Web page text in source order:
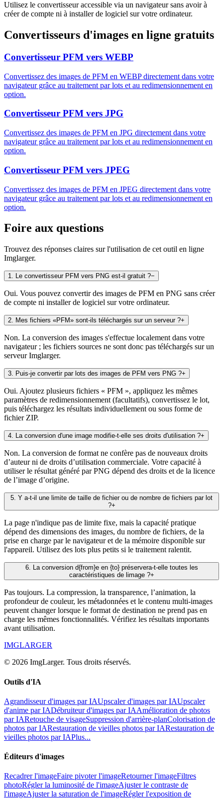
Utilisez le convertisseur accessible via un navigateur sans avoir à
créer de compte ni à installer de logiciel sur votre ordinateur.
Convertisseurs d'images en ligne gratuits
Convertisseur PFM vers WEBP
Convertissez des images de PFM en WEBP directement dans votre
navigateur grâce au traitement par lots et au redimensionnement en
option.
Convertisseur PFM vers JPG
Convertissez des images de PFM en JPG directement dans votre
navigateur grâce au traitement par lots et au redimensionnement en
option.
Convertisseur PFM vers JPEG
Convertissez des images de PFM en JPEG directement dans votre
navigateur grâce au traitement par lots et au redimensionnement en
option.
Foire aux questions
Trouvez des réponses claires sur l'utilisation de cet outil en ligne
Imglarger.
1. Le convertisseur PFM vers PNG est-il gratuit ?−
Oui. Vous pouvez convertir des images de PFM en PNG sans créer
de compte ni installer de logiciel sur votre ordinateur.
2. Mes fichiers «PFM» sont-ils téléchargés sur un serveur ?+
Non. La conversion des images s'effectue localement dans votre
navigateur ; les fichiers sources ne sont donc pas téléchargés sur un
serveur Imglarger.
3. Puis-je convertir par lots des images de PFM vers PNG ?+
Oui. Ajoutez plusieurs fichiers « PFM », appliquez les mêmes
paramètres de redimensionnement (facultatifs), convertissez le lot,
puis téléchargez les résultats individuellement ou sous forme de
fichier ZIP.
4. La conversion d'une image modifie-t-elle ses droits d'utilisation ?+
Non. La conversion de format ne confère pas de nouveaux droits
d’auteur ni de droits d’utilisation commerciale. Votre capacité à
utiliser le résultat généré par PNG dépend des droits et de la licence
de l’image d’origine.
5. Y a-t-il une limite de taille de fichier ou de nombre de fichiers par lot
?+
La page n'indique pas de limite fixe, mais la capacité pratique
dépend des dimensions des images, du nombre de fichiers, de la
prise en charge par le navigateur et de la mémoire disponible sur
l'appareil. Utilisez des lots plus petits si le traitement ralentit.
6. La conversion d{from}e en {to} préservera-t-elle toutes les
caractéristiques de limage ?+
Pas toujours. La compression, la transparence, l’animation, la
profondeur de couleur, les métadonnées et le contenu multi-images
peuvent changer lorsque le format de destination ne prend pas en
charge les mêmes fonctionnalités. Vérifiez les résultats importants
avant utilisation.
IMGLARGER
© 2026 ImgLarger. Tous droits réservés.
Outils d'IA
Agrandisseur d'images par IAUpscaler d'images par IAUpscaler
d'anime par IADébruiteur d'images par IAAmélioration de photos
par IARetouche de visageSuppression d'arrière-planColorisation de
photos par IARestauration de vieilles photos par IARestauration de
vieilles photos par IAPlus...
Éditeurs d'images
Recadrer l'imageFaire pivoter l'imageRetourner l'imageFiltres
photoRégler la luminosité de l'imageAjuster le contraste de
l'imageAjuster la saturation de l'imageRégler l'exposition de